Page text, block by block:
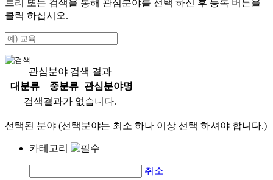
트리 또는 검색을 통해 관심분야를 선택 하신 후 등록 버튼을
클릭 하십시오.
관심분야 검색 결과
대분류
중분류
관심분야명
검색결과가 없습니다.
선택된 분야 (선택분야는 최소 하나 이상 선택 하셔야 합니다.)
카테고리
취소